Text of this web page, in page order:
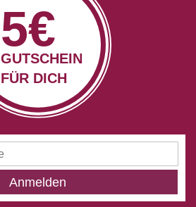
5€
GUTSCHEIN
FÜR DICH
Anmelden